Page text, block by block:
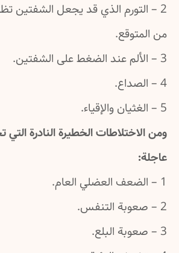
2 – التورم الذي قد يجعل الشفتين
من المتوقع.
3 – الألم عند الضغط على الشفتين.
4 – الصداع.
5 – الغثيان والإقياء.
ومن الاختلاطات الخطيرة النادرة التي
عاجلة:
1 – الضعف العضلي العام.
2 – صعوبة التنفس.
3 – صعوبة البلع.